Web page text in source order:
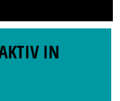
IN